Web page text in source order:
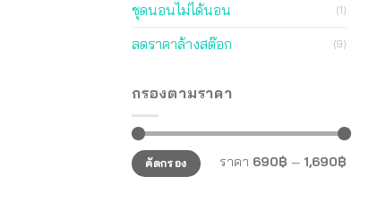
ชุดนอนไม่ได้นอน (1)
ลดราคาล้างสต๊อก (9)
กรองตามราคา
ราคา
ต่ำ
สุด
ราคา
สูงสุดคัดกรอง ราคา 690฿ — 1,690฿